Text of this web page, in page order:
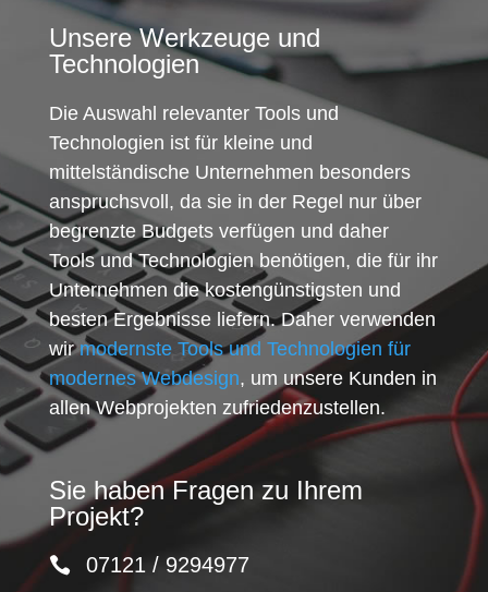
Unsere Werkzeuge und
Technologien
Die Auswahl relevanter Tools und
Technologien ist für kleine und
mittelständische Unternehmen besonders
anspruchsvoll, da sie in der Regel nur über
begrenzte Budgets verfügen und daher
Tools und Technologien benötigen, die für ihr
Unternehmen die kostengünstigsten und
besten Ergebnisse liefern. Daher verwenden
wirmodernste Tools und Technologien für
modernes Webdesign, um unsere Kunden in
allen Webprojekten zufriedenzustellen.
Sie haben Fragen zu Ihrem
Projekt?
07121 / 9294977